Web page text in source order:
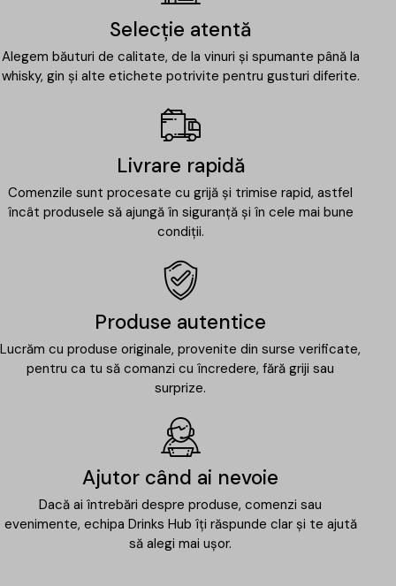
Selecție atentă
Alegem băuturi de calitate, de la vinuri și spumante până la
whisky, gin și alte etichete potrivite pentru gusturi diferite.
Livrare rapidă
Comenzile sunt procesate cu grijă și trimise rapid, astfel
încât produsele să ajungă în siguranță și în cele mai bune
condiții.
Produse autentice
Lucrăm cu produse originale, provenite din surse verificate,
pentru ca tu să comanzi cu încredere, fără griji sau
surprize.
Ajutor când ai nevoie
Dacă ai întrebări despre produse, comenzi sau
evenimente, echipa Drinks Hub îți răspunde clar și te ajută
să alegi mai ușor.